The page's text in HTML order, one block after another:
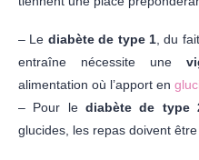
– Le diabète de type 1, du
entraîne nécessite une
alimentation où l’apport en
– Pour le diabète de type
glucides, les repas doivent